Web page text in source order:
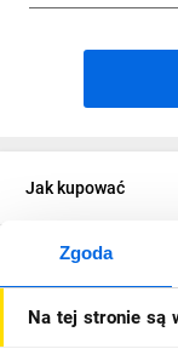
Zgoda
Na tej stronie są
Jak kupować
O firmie